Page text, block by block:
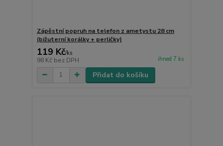
Zápěstní popruh na telefon z ametystu 28 cm
(bižuterní korálky + perličky)
119 Kč/ks
98 Kč bez DPH ihned 7 ks
Přidat do košíku